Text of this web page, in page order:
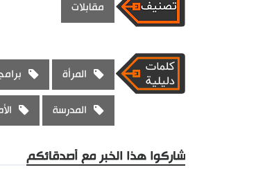
مقابلات
المرأة
المدرسة
شاركوا هذا الخبر مع أصدقائكم